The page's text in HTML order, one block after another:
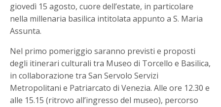
giovedì 15 agosto, cuore dell’estate, in particolare
nella millenaria basilica intitolata appunto a S. Maria
Assunta.
Nel primo pomeriggio saranno previsti e proposti
degli itinerari culturali tra Museo di Torcello e Basilica,
in collaborazione tra San Servolo Servizi
Metropolitani e Patriarcato di Venezia. Alle ore 12.30 e
alle 15.15 (ritrovo all’ingresso del museo), percorso